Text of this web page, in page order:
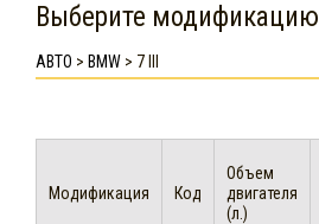
Выберите модификацию
АВТО > BMW > 7 III
Модификация Код
Объем
двигателя
(л.)